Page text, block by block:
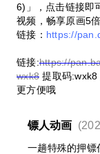
6)」，点击链接即
视频，畅享原画5
链接： https://
链接:https://
wxk8 提取码:wxk8
更方便哦
镖人动画
一趟特殊的押镖